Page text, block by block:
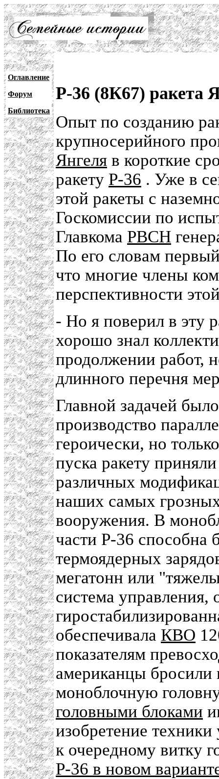
Оглавление
Форум
Библиотека
Р-36 (8К67) ракета
Опыт по созданию
крупносерийного
Янгеля в короткие
ракету Р-36 . Уже в
этой ракеты с
Госкомиссии по
Главкома РВСН
По его словам
что многие члены
перспективности
- Но я поверил в эту
хорошо знал
продолжении работ,
длинного перечня
Главной задачей
производство
героически, но
пуска ракету
различных
наших самых грозных
вооружения. В
части Р-36 способна
термоядерных
мегатонн или
система
обеспечивала КВО
показателям
американцы
моноблочную
головными блоками
изобретение
к очередному витку
Р-36 в новом